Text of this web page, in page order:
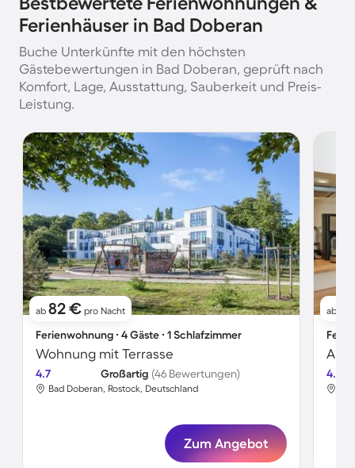
Ferienhäuser in Bad Doberan
Buche Unterkünfte mit den höchsten
Gästebewertungen in Bad Doberan, geprüft nach
Komfort, Lage, Ausstattung, Sauberkeit und Preis-
Leistung.
ab 82 € pro Nacht
Ferienwohnung ∙ 4 Gäste ∙ 1 Schlafzimmer
Wohnung mit Terrasse
4.7 Großartig (46 Bewertungen)
Bad Doberan, Rostock, Deutschland
Zum Angebot
ab
4.5